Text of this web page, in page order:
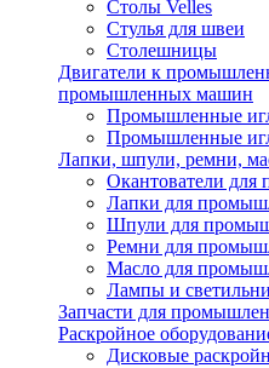
Столы Velles
Стулья для швеи
Столешницы
Двигатели к
промышленных машин
Промышленные
Промышленные
Лапки, шпули, ремни,
Окантователи
Лапки для
Шпули для
Ремни для
Масло для
Лампы и
Запчасти для
Раскройное
Дисковые